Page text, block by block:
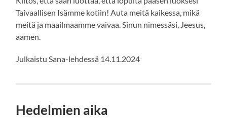
Taivaallisen Isämme kotiin! Auta meitä kaikessa, mikä
meitä ja maailmaamme vaivaa. Sinun nimessäsi, Jeesus,
aamen.
Julkaistu Sana-lehdessä 14.11.2024
Hedelmien aika